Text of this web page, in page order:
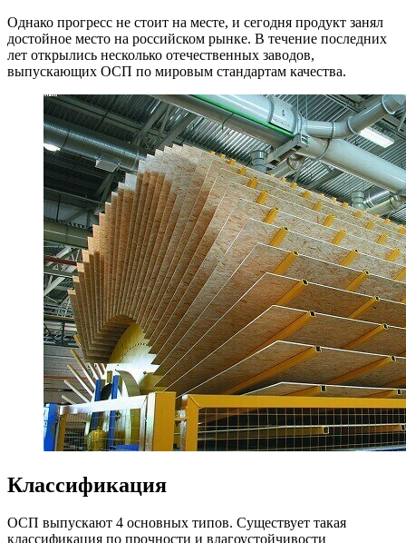
Однако прогресс не стоит на месте, и сегодня продукт занял
достойное место на российском рынке. В течение последних
лет открылись несколько отечественных заводов,
выпускающих ОСП по мировым стандартам качества.
Классификация
ОСП выпускают 4 основных типов. Существует такая
классификация по прочности и влагоустойчивости